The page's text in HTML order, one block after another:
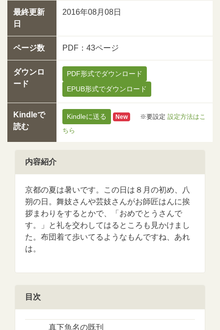
最終更新
日
2016年08月08日
ページ数 PDF：43ページ
ダウンロ
ード
PDF形式でダウンロード
EPUB形式でダウンロード
Kindleで
読む
Kindleに送る New ※要設定 設定方法はこ
ちら
内容紹介
京都の夏は暑いです。この日は８月の初め、八
朔の日。舞妓さんや芸妓さんがお師匠はんに挨
拶まわりをするとかで、「おめでとうさんで
す。」と礼を交わしてはるところも見かけまし
た。布団着て歩いてるようなもんですね、あれ
は。
目次
真下魚名の既刊